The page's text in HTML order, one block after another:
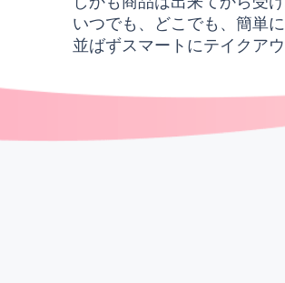
いつでも、どこでも、簡単に
並ばずスマートにテイクア